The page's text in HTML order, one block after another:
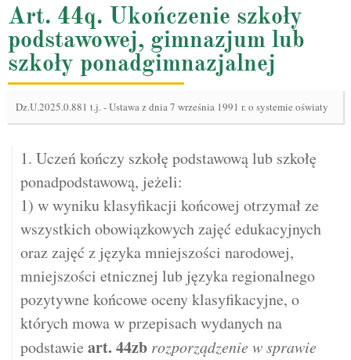
Art. 44q. Ukończenie szkoły
podstawowej, gimnazjum lub
szkoły ponadgimnazjalnej
Dz.U.2025.0.881 t.j.-Ustawa z dnia 7 września 1991 r. o systemie oświaty
1. Uczeń kończy szkołę podstawową lub szkołę
ponadpodstawową, jeżeli:
1) w wyniku klasyfikacji końcowej otrzymał ze
wszystkich obowiązkowych zajęć edukacyjnych
oraz zajęć z języka mniejszości narodowej,
mniejszości etnicznej lub języka regionalnego
pozytywne końcowe oceny klasyfikacyjne, o
których mowa w przepisach wydanych na
podstawie art. 44zb rozporządzenie w sprawie